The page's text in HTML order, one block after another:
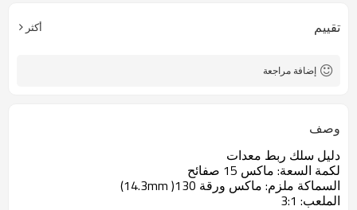
تقييم أكثر
إضافة مراجعة
وصف
دليل سلك ربط معدات
لكمة السعة: ماكس 15 صفائح
السماكة ملزم: ماكس ورقة 130( 14.3mm)
الملعب: 3:1